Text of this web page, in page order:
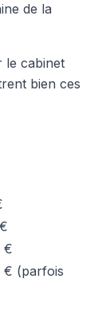
de la
le cabinet
bien ces
€
€ (parfois